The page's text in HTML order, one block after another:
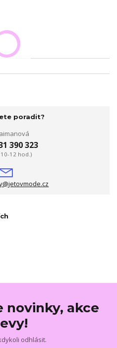
poradit?
390 323
10-12 hod.)
novinky, akce
odhlásit.